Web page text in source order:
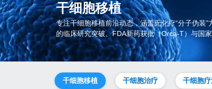
干细胞移植
专注干细胞移植前沿动态，涵盖无化疗“分子伪装
的临床研究突破、FDA新药获批（Orca-T）与国
干细胞移植 干细胞治疗 干细胞